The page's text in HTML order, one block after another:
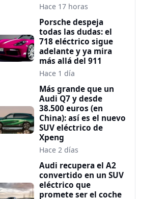
Hace 17 horas
Porsche despeja
todas las dudas: el
718 eléctrico sigue
adelante y ya mira
más allá del 911
Hace 1 día
Más grande que un
Audi Q7 y desde
38.500 euros (en
China): así es el nuevo
SUV eléctrico de
Xpeng
Hace 2 días
Audi recupera el A2
convertido en un SUV
eléctrico que
promete ser el coche